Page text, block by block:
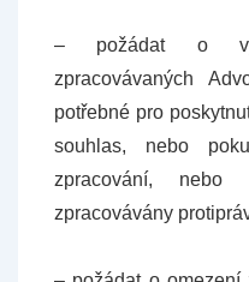
– požádat o
zpracovávaných
potřebné pro
souhlas, nebo
zpracování, nebo
zpracovávány